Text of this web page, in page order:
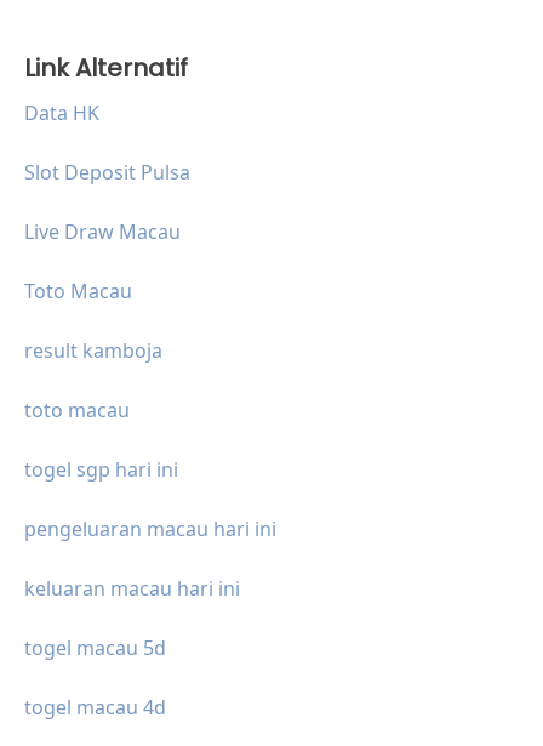
Link Alternatif
Data HK
Slot Deposit Pulsa
Live Draw Macau
Toto Macau
result kamboja
toto macau
togel sgp hari ini
pengeluaran macau hari ini
keluaran macau hari ini
togel macau 5d
togel macau 4d